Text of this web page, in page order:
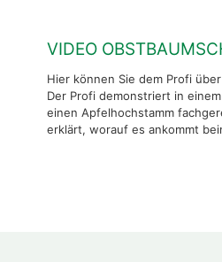
VIDEO
Hier können Sie dem Profi
Der Profi demonstriert in
einen Apfelhochstamm
erklärt, worauf es ankommt